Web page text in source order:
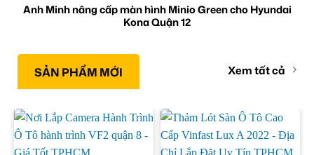
Anh Minh nâng cấp màn hình Minio Green cho Hyundai
Kona Quận 12
SẢN PHẨM MỚI Xem tất cả